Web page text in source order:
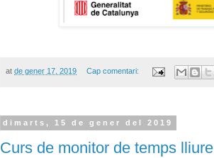
at de gener 17, 2019 Cap comentari:
dimarts, 15 de gener del 2019
Curs de monitor de temps lliure